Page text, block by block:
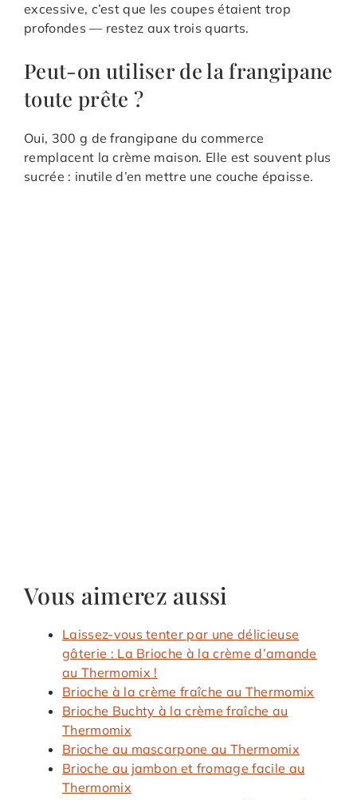
excessive, c’est que les coupes étaient trop
profondes — restez aux trois quarts.
Peut-on utiliser de la frangipane
toute prête ?
Oui, 300 g de frangipane du commerce
remplacent la crème maison. Elle est souvent plus
sucrée : inutile d’en mettre une couche épaisse.
Vous aimerez aussi
Laissez-vous tenter par une délicieuse
gâterie : La Brioche à la crème d’amande
au Thermomix !
Brioche à la crème fraîche au Thermomix
Brioche Buchty à la crème fraîche au
Thermomix
Brioche au mascarpone au Thermomix
Brioche au jambon et fromage facile au
Thermomix